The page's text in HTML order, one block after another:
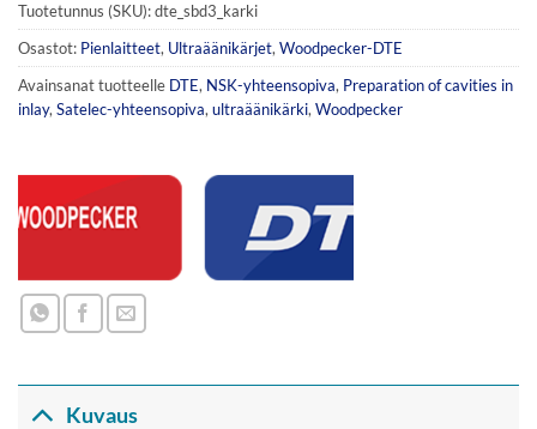
Tuotetunnus (SKU):dte_sbd3_karki
Osastot: Pienlaitteet, Ultraäänikärjet,Woodpecker-DTE
Avainsanat tuotteelle DTE, NSK-yhteensopiva, Preparation of cavities in
inlay,Satelec-yhteensopiva,ultraäänikärki,Woodpecker
Kuvaus